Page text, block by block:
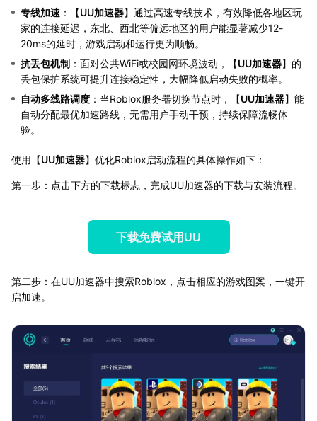
专线加速 ：【UU加速器】通过高速专线技术，有效降低各地区玩
家的连接延迟，东北、西北等偏远地区的用户能显著减少12-
20ms的延时，游戏启动和运行更为顺畅。
抗丢包机制 ：面对公共WiFi或校园网环境波动，【UU加速器】的
丢包保护系统可提升连接稳定性，大幅降低启动失败的概率。
自动多线路调度 ：当Roblox服务器切换节点时，【UU加速器】能
自动分配最优加速路线，无需用户手动干预，持续保障流畅体
验。
使用【UU加速器】优化Roblox启动流程的具体操作如下：
第一步：点击下方的下载标志，完成UU加速器的下载与安装流程。
下载免费试用UU
第二步：在UU加速器中搜索Roblox，点击相应的游戏图案，一键开
启加速。